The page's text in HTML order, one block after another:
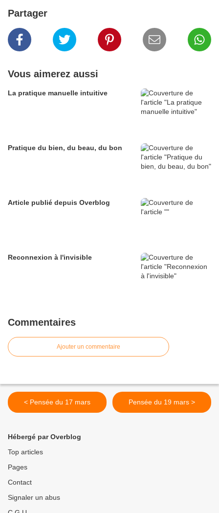
Partager
Vous aimerez aussi
La pratique manuelle intuitive
Pratique du bien, du beau, du bon
Article publié depuis Overblog
Reconnexion à l'invisible
Commentaires
Ajouter un commentaire
< Pensée du 17 mars Pensée du 19 mars >
Hébergé par Overblog
Top articles
Pages
Contact
Signaler un abus